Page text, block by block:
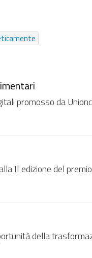
promosso da
II edizione del
della